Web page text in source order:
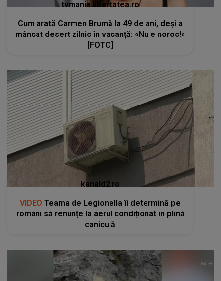
tvmania.libertatea.ro
Cum arată Carmen Brumă la 49 de ani, deși a
mâncat desert zilnic în vacanță: «Nu e noroc!»
[FOTO]
kanald2.ro
VIDEO Teama de Legionella îi determină pe
români să renunțe la aerul condiționat în plină
caniculă